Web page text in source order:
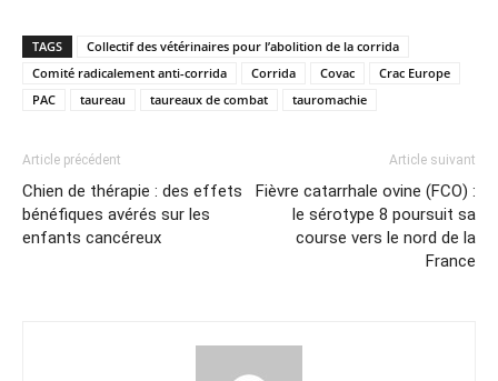
TAGS
Collectif des vétérinaires pour l’abolition de la corrida
Comité radicalement anti-corrida
Corrida Covac
Crac Europe
PAC
taureau taureaux de combat tauromachie
Article précédent
Chien de thérapie : des effets
bénéfiques avérés sur les
enfants cancéreux
Article suivant
Fièvre catarrhale ovine (FCO) :
le sérotype 8 poursuit sa
course vers le nord de la
France